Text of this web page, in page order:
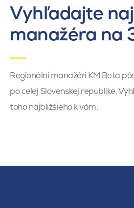
Vyhľadajte
manažéra na
Regionálni manažéri KM Beta
po celej Slovenskej republike.
toho najbližšieho k vám.